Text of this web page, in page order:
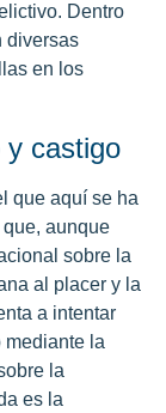
Dentro
diversas
en los
y castigo
que aquí se ha
que, aunque
sobre la
al placer y la
a intentar
mediante la
la
es la